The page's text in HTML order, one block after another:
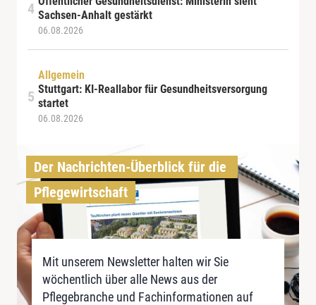
Sachsen-Anhalt gestärkt
06.08.2026
Allgemein
Stuttgart: KI-Reallabor für Gesundheitsversorgung
startet
06.08.2026
Der Nachrichten-Überblick für die
Pflegewirtschaft
Mit unserem Newsletter halten wir Sie
wöchentlich über alle News aus der
Pflegebranche und Fachinformationen auf